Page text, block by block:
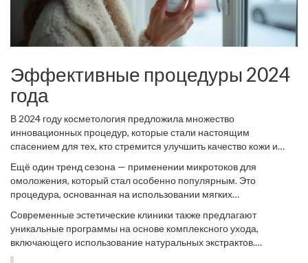
Эффективные процедуры 2024
года
В 2024 году косметология предложила множество
инновационных процедур, которые стали настоящим
спасением для тех, кто стремится улучшить качество кожи и
является фракционная лазерная терапия. Эта техника
позволяет точечно воздействовать на проблемные участки
кожи, стимулируя выработку коллагена и эластина. Множество
положительных отзывов доказывают, что это один из самых
эффективных способов справиться с мелкими морщинами и
пигментными пятнами. Примечательно, что этот метод
подходит практически для любого типа кожи и не требует
Ещё один тренд сезона — применении микротоков для
омоложения, который стал особенно популярным. Это
процедура, основанная на использовании мягких
на мышечный тонус и структуру кожи. Это новое слово в
косметологии, и многие уважаемые спа-салоны уже внедрили
её в свои программы. Она помогает подчеркивать овал лица,
Современные эстетические клиники также предлагают
уникальные программы на основе комплексного ухода,
включающего использование натуральных экстрактов.
Например, процедуры с использованием водорослей